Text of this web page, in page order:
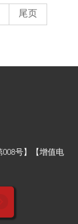
尾页
008号】【增值电